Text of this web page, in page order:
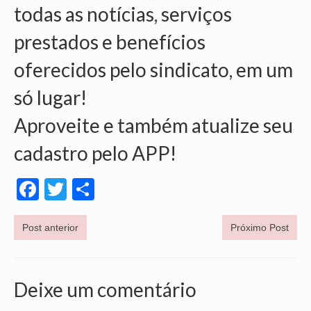
SAÚDE
SOLIDARIEDADE
TÉCNICOS JUDICIÁRIOS
TECNOLOGIA DA INFORMAÇÃO
todas as notícias, serviços
prestados e benefícios
oferecidos pelo sindicato, em um
só lugar!
Aproveite e também atualize seu
cadastro pelo APP!
Facebook
Twitter
Post anterior Próximo Post
Deixe um comentário